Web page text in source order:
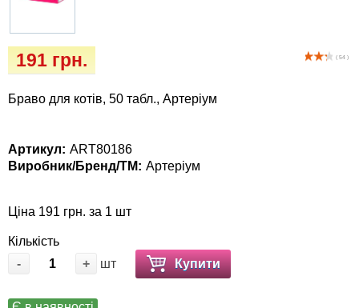
( 54 )
191 грн.
Браво для котів, 50 табл., Артеріум
Артикул: ART80186
Виробник/Бренд/ТМ: Артеріум
Ціна 191 грн. за 1 шт
Кількість
-
+ шт Купити
коврики
Миски, автогодівниці, поїлки
Післяопераційні засоби та витратні